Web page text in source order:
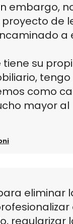
embargo,
de
a
su
como
mayor
eliminar
regularizar